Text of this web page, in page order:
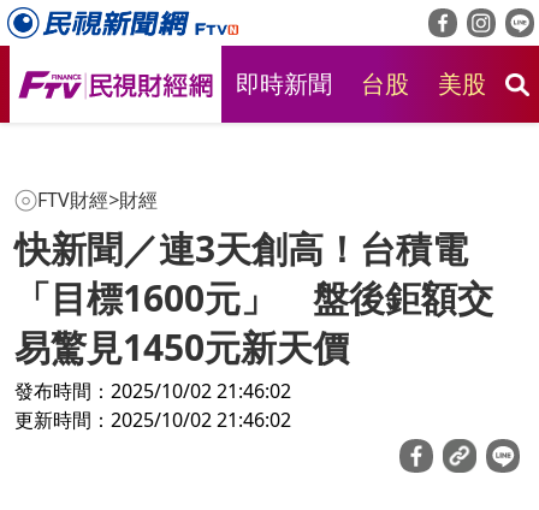
即時新聞 台股 美股
FTV財經>財經
快新聞／連3天創高！台積電
「目標1600元」 盤後鉅額交
易驚見1450元新天價
發布時間：2025/10/02 21:46:02
更新時間：2025/10/02 21:46:02